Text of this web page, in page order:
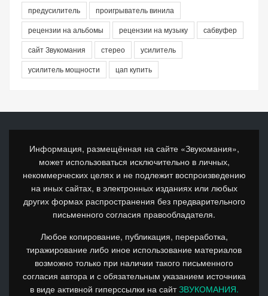
предусилитель
проигрыватель винила
рецензии на альбомы
рецензии на музыку
сабвуфер
сайт Звукомания
стерео
усилитель
усилитель мощности
цап купить
Информация, размещённая на сайте «Звукомания»,
может использоваться исключительно в личных,
некоммерческих целях и не подлежит воспроизведению
на иных сайтах, в электронных изданиях или любых
других формах распространения без предварительного
письменного согласия правообладателя.
Любое копирование, публикация, переработка,
тиражирование либо иное использование материалов
возможно только при наличии такого письменного
согласия автора и с обязательным указанием источника
в виде активной гиперссылки на сайтЗВУКОМАНИЯ.